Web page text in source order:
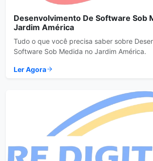
Desenvolvimento De Software Sob
Jardim América
Tudo o que você precisa saber sobre
Software Sob Medida no Jardim América.
Ler Agora